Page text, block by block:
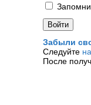
Забыли
Следуйте
После